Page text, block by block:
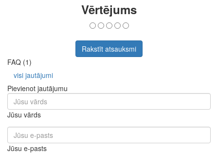
Vērtējums
Rakstīt atsauksmi
FAQ (1)
visi jautājumi
Pievienot jautājumu
Jūsu vārds
Jūsu e-pasts